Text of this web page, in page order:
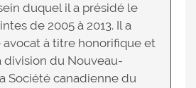
duquel il a présidé le
de 2005 à 2013. Il a
à titre honorifique et
division du Nouveau-
Société canadienne du